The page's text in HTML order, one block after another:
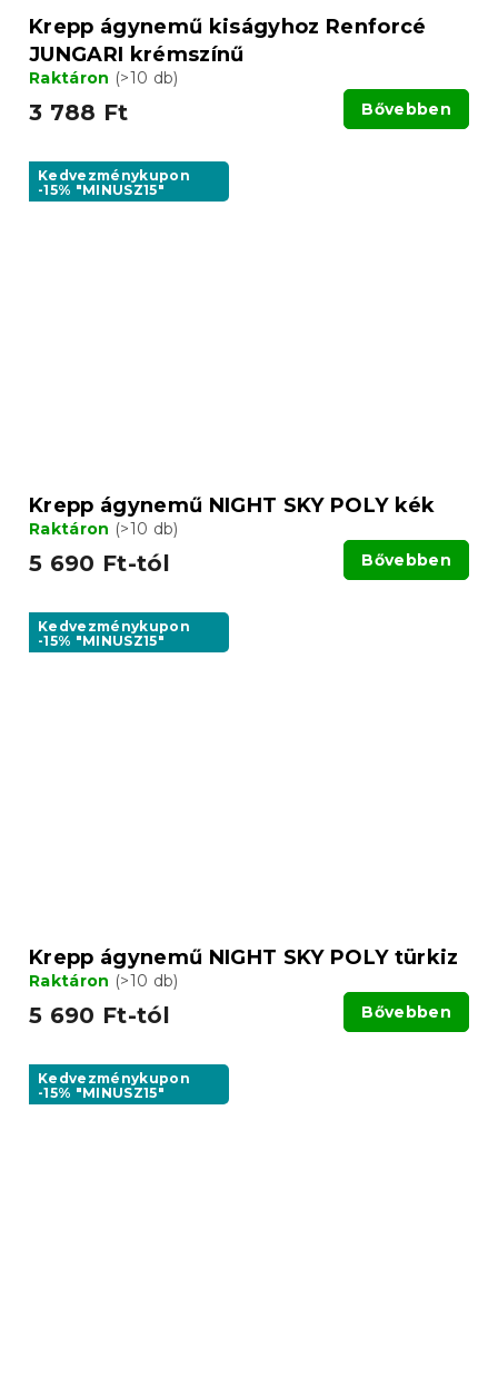
Krepp ágynemű kiságyhoz Renforcé
JUNGARI krémszínű
Raktáron (>10 db)
3 788 Ft Bővebben
Kedvezménykupon
-15% "MINUSZ15"
Krepp ágynemű NIGHT SKY POLY kék
Raktáron (>10 db)
5 690 Ft-tól Bővebben
Kedvezménykupon
-15% "MINUSZ15"
Krepp ágynemű NIGHT SKY POLY türkiz
Raktáron (>10 db)
5 690 Ft-tól Bővebben
Kedvezménykupon
-15% "MINUSZ15"